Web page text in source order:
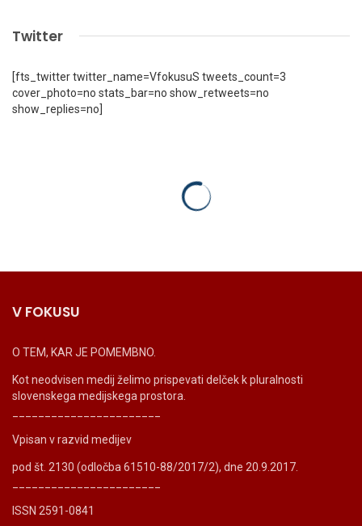
Twitter
[fts_twitter twitter_name=VfokusuS tweets_count=3
cover_photo=no stats_bar=no show_retweets=no
show_replies=no]
V FOKUSU
O TEM, KAR JE POMEMBNO.
Kot neodvisen medij želimo prispevati delček k pluralnosti
slovenskega medijskega prostora.
Vpisan v razvid medijev
pod št. 2130 (odločba 61510-88/2017/2), dne 20.9.2017.
ISSN 2591-0841